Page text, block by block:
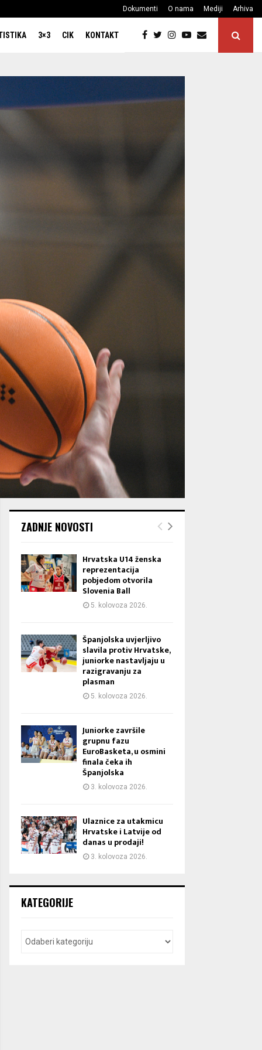
Dokumenti O nama Mediji Arhiva
3×3 CIK KONTAKT
ZADNJE NOVOSTI
Hrvatska U14 ženska
reprezentacija
pobjedom otvorila
Slovenia Ball
5. kolovoza 2026.
Španjolska uvjerljivo
slavila protiv Hrvatske,
juniorke nastavljaju u
razigravanju za
plasman
5. kolovoza 2026.
Juniorke završile
grupnu fazu
EuroBasketa, u osmini
finala čeka ih
Španjolska
3. kolovoza 2026.
Ulaznice za utakmicu
Hrvatske i Latvije od
danas u prodaji!
3. kolovoza 2026.
KATEGORIJE